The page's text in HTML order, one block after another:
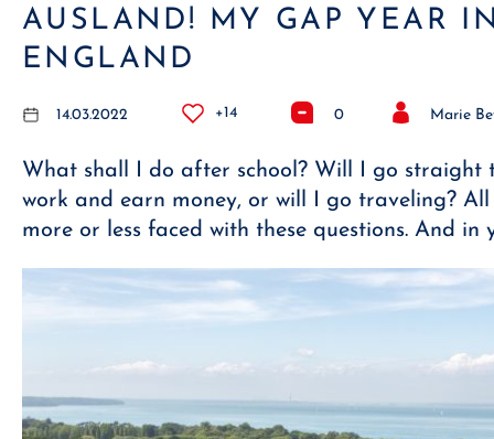
AUSLAND! MY GAP YEAR
ENGLAND
14.03.2022 +14 0 Marie
What shall I do after school? Will I go straight
work and earn money, or will I go traveling?
more or less faced with these questions. And in